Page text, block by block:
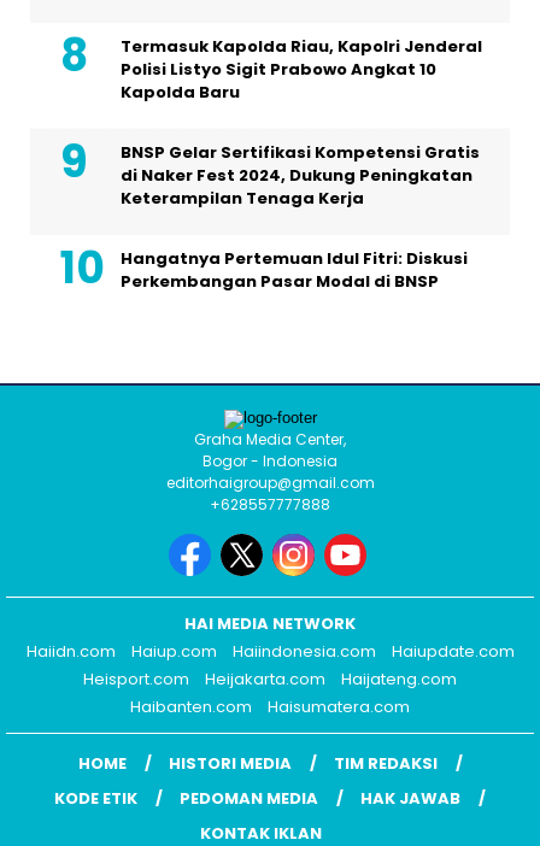
Termasuk Kapolda Riau, Kapolri Jenderal
Polisi Listyo Sigit Prabowo Angkat 10
Kapolda Baru
BNSP Gelar Sertifikasi Kompetensi Gratis
di Naker Fest 2024, Dukung Peningkatan
Keterampilan Tenaga Kerja
Hangatnya Pertemuan Idul Fitri: Diskusi
Perkembangan Pasar Modal di BNSP
Graha Media Center,
Bogor - Indonesia
editorhaigroup@gmail.com
+628557777888
HAI MEDIA NETWORK
Haiidn.com
Haiup.com Haiindonesia.com
Haiupdate.com
Heisport.com
Heijakarta.com
Haijateng.com
Haibanten.com
Haisumatera.com
HOME HISTORI MEDIA
TIM REDAKSI
KODE ETIK
PEDOMAN MEDIA
HAK JAWAB
KONTAK IKLAN